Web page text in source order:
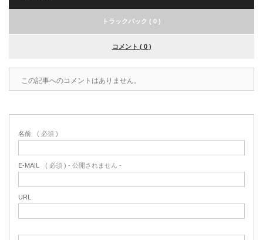
トラックバック ( 0 )
コメント ( 0 )
この記事へのコメントはありません。
名前 ( 必須 )
E-MAIL ( 必須 ) - 公開されません -
URL